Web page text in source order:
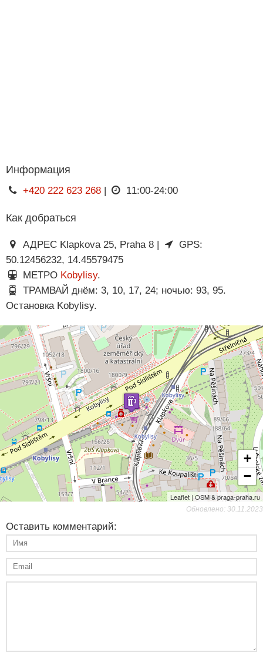
Информация
+420 222 623 268| 11:00-24:00
Как добраться
АДРЕС Klapkova 25, Praha 8 |
GPS:
50.12456232, 14.45579475
МЕТРО Kobylisy.
ТРАМВАЙ днём: 3, 10, 17, 24; ночью: 93, 95.
Остановка Kobylisy.
+
−
Leaflet | OSM & praga-praha.ru
Обновлено: 30.11.2023
Оставить комментарий: